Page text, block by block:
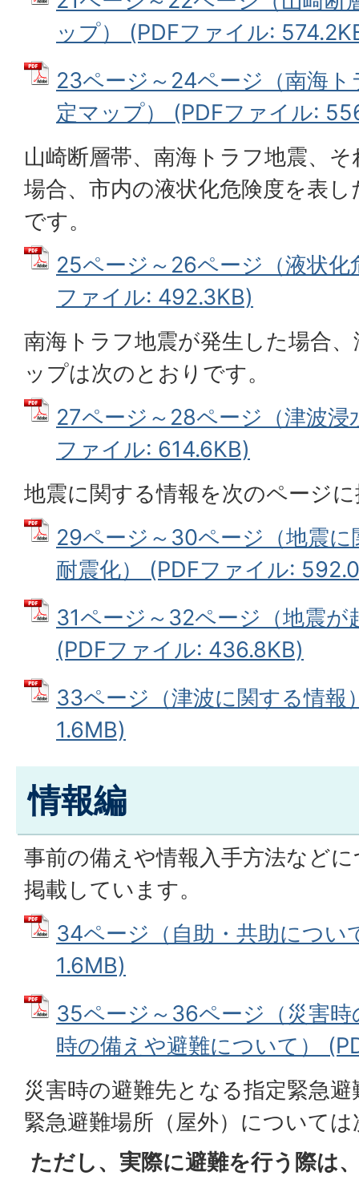
ップ） (PDFファイル:
23ページ～24ページ（南海
定マップ） (PDFファイル:
山崎断層帯、南海トラフ地震、
場合、市内の液状化危険度を表
です。
25ページ～26ページ（液状化
ファイル: 492.3KB)
南海トラフ地震が発生した場合
ップは次のとおりです。
27ページ～28ページ（津波浸
ファイル: 614.6KB)
地震に関する情報を次のページ
29ページ～30ページ（地震
耐震化） (PDFファイル:
31ページ～32ページ（地震が
(PDFファイル: 436.8KB)
33ページ（津波に関する情報
1.6MB)
情報編
事前の備えや情報入手方法など
掲載しています。
34ページ（自助・共助につい
1.6MB)
35ページ～36ページ（災害
時の備えや避難について）
災害時の避難先となる指定緊急
緊急避難場所（屋外）について
ただし、実際に避難を行う際は